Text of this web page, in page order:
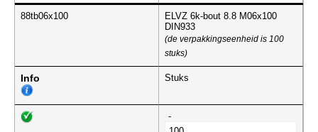
88tb06x100
ELVZ 6k-bout 8.8 M06x100
DIN933
(de verpakkingseenheid is 100
stuks)
Info Stuks
-